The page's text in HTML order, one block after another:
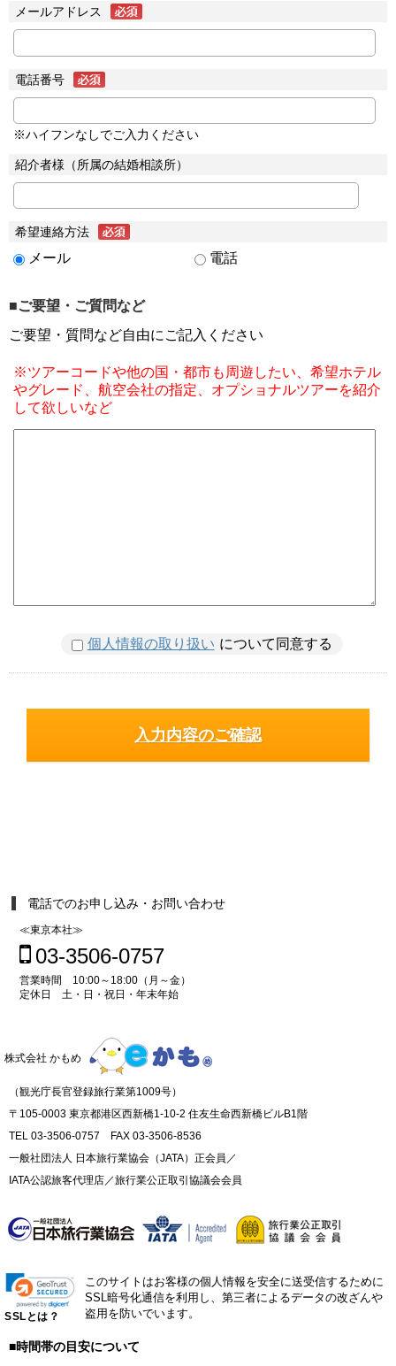
メールアドレス
電話番号
※ハイフンなしでご入力ください
紹介者様（所属の結婚相談所）
希望連絡方法
メール 電話
■ご要望・ご質問など
ご要望・質問など自由にご記入ください
※ツアーコードや他の国・都市も周遊したい、希望ホテル
やグレード、航空会社の指定、オプショナルツアーを紹介
して欲しいなど
個人情報の取り扱い について同意する
電話でのお申し込み・お問い合わせ
≪東京本社≫
03-3506-0757
営業時間 10:00～18:00（月～金）
定休日 土・日・祝日・年末年始
株式会社 かもめ
（観光庁長官登録旅行業第1009号）
〒105-0003 東京都港区西新橋1-10-2 住友生命西新橋ビルB1階
TEL 03-3506-0757 FAX 03-3506-8536
一般社団法人 日本旅行業協会（JATA）正会員／
IATA公認旅客代理店／旅行業公正取引協議会会員
SSLとは？
このサイトはお客様の個人情報を安全に送受信するために
SSL暗号化通信を利用し、第三者によるデータの改ざんや
盗用を防いでいます。
■時間帯の目安について